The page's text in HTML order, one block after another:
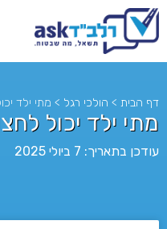
דף הבית > הולכי רגל > מתי ילד
מתי ילד יכול
עודכן בתאריך: 7 ביולי 2025